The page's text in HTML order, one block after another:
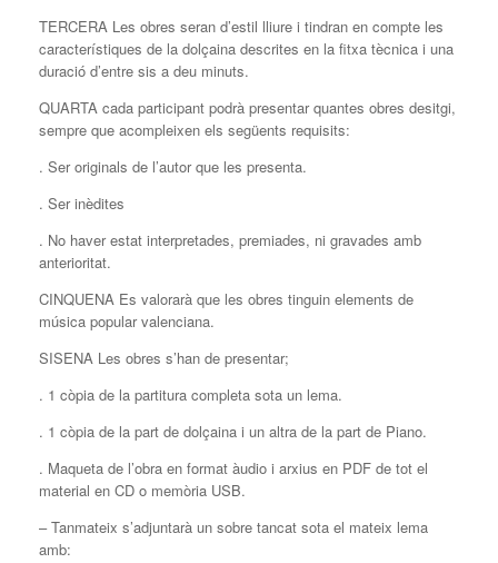
TERCERA Les obres seran d’estil lliure i tindran en compte les
característiques de la dolçaina descrites en la fitxa tècnica i una
duració d’entre sis a deu minuts.
QUARTA cada participant podrà presentar quantes obres desitgi,
sempre que acompleixen els següents requisits:
. Ser originals de l’autor que les presenta.
. Ser inèdites
. No haver estat interpretades, premiades, ni gravades amb
anterioritat.
CINQUENA Es valorarà que les obres tinguin elements de
música popular valenciana.
SISENA Les obres s’han de presentar;
. 1 còpia de la partitura completa sota un lema.
. 1 còpia de la part de dolçaina i un altra de la part de Piano.
. Maqueta de l’obra en format àudio i arxius en PDF de tot el
material en CD o memòria USB.
– Tanmateix s’adjuntarà un sobre tancat sota el mateix lema
amb: